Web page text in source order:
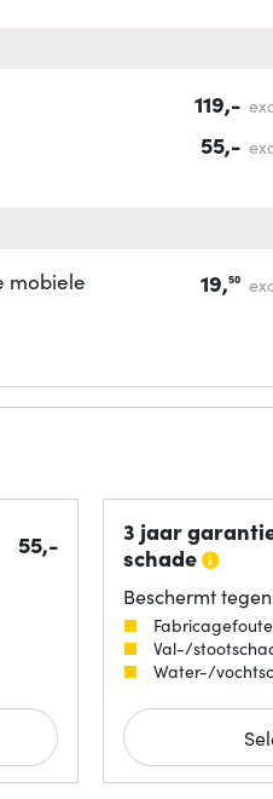
119,-
55,-
mobiele 19,50
55,-
3 jaar
schade
Beschermt
Val-/
Water-/